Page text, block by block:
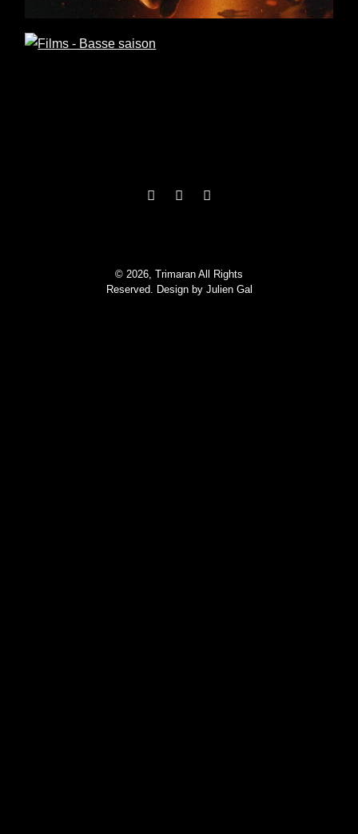
Comédie/Drame
© 2026, Trimaran All Rights
Reserved. Design byJulien Gal